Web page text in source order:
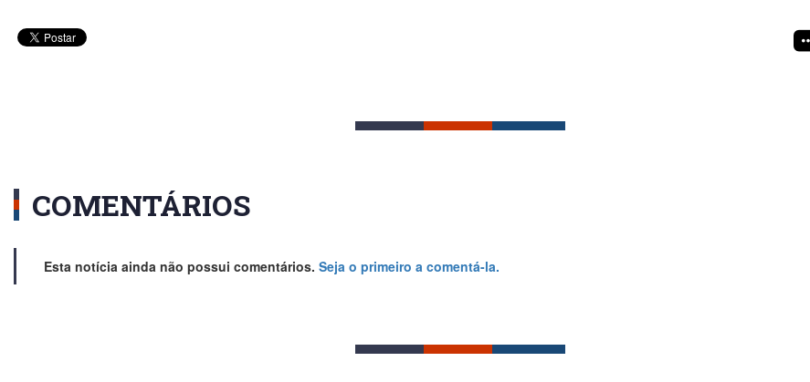
COMENTÁRIOS
Esta notícia ainda não possui comentários. Seja o primeiro a comentá-la.